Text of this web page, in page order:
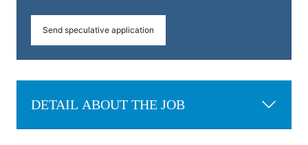
Send speculative application
DETAIL ABOUT THE JOB